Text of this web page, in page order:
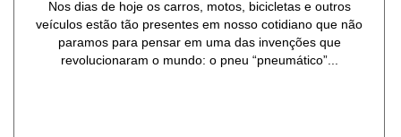
Nos dias de hoje os carros, motos, bicicletas e outros
veículos estão tão presentes em nosso cotidiano que não
paramos para pensar em uma das invenções que
revolucionaram o mundo: o pneu “pneumático”...